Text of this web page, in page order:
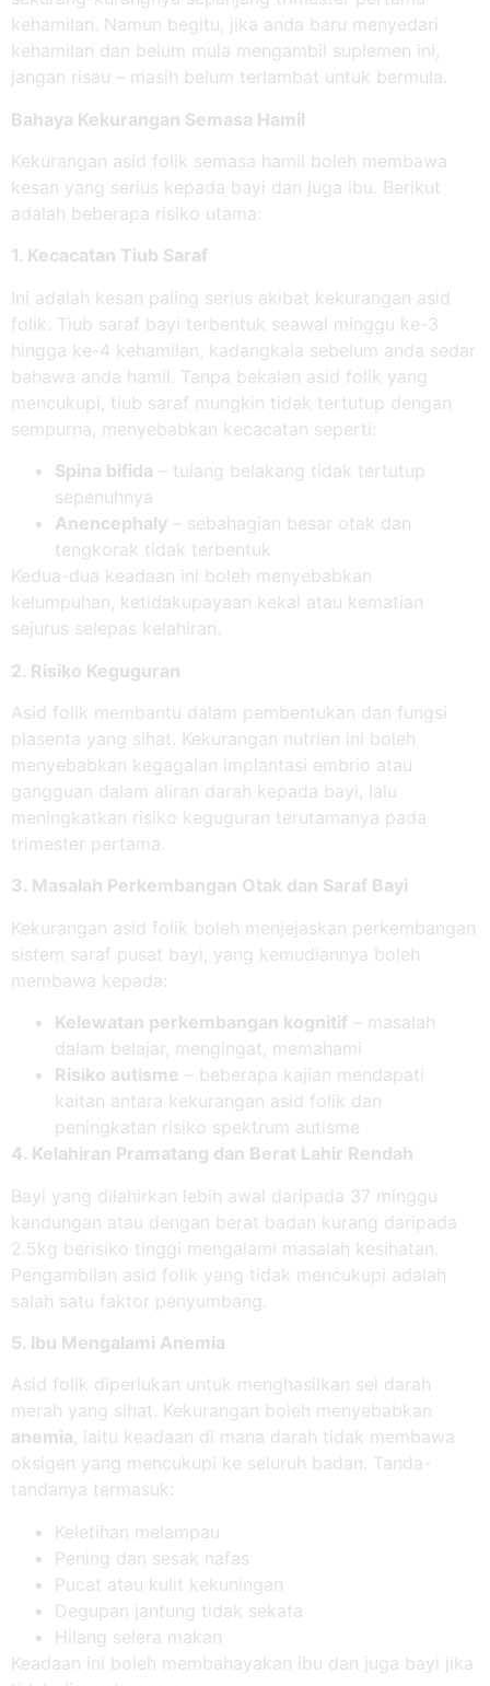
kehamilan. Namun begitu, jika anda baru menyedari
kehamilan dan belum mula mengambil suplemen ini,
jangan risau – masih belum terlambat untuk bermula.
Bahaya Kekurangan Semasa Hamil
Kekurangan asid folik semasa hamil boleh membawa
kesan yang serius kepada bayi dan juga ibu. Berikut
adalah beberapa risiko utama:
1. Kecacatan Tiub Saraf
Ini adalah kesan paling serius akibat kekurangan asid
folik. Tiub saraf bayi terbentuk seawal minggu ke-3
hingga ke-4 kehamilan, kadangkala sebelum anda sedar
bahawa anda hamil. Tanpa bekalan asid folik yang
mencukupi, tiub saraf mungkin tidak tertutup dengan
sempurna, menyebabkan kecacatan seperti:
Spina bifida – tulang belakang tidak tertutup
sepenuhnya
Anencephaly – sebahagian besar otak dan
tengkorak tidak terbentuk
Kedua-dua keadaan ini boleh menyebabkan
kelumpuhan, ketidakupayaan kekal atau kematian
sejurus selepas kelahiran.
2. Risiko Keguguran
Asid folik membantu dalam pembentukan dan fungsi
plasenta yang sihat. Kekurangan nutrien ini boleh
menyebabkan kegagalan implantasi embrio atau
gangguan dalam aliran darah kepada bayi, lalu
meningkatkan risiko keguguran terutamanya pada
trimester pertama.
3. Masalah Perkembangan Otak dan Saraf Bayi
Kekurangan asid folik boleh menjejaskan perkembangan
sistem saraf pusat bayi, yang kemudiannya boleh
membawa kepada:
Kelewatan perkembangan kognitif – masalah
dalam belajar, mengingat, memahami
Risiko autisme – beberapa kajian mendapati
kaitan antara kekurangan asid folik dan
peningkatan risiko spektrum autisme
4. Kelahiran Pramatang dan Berat Lahir Rendah
Bayi yang dilahirkan lebih awal daripada 37 minggu
kandungan atau dengan berat badan kurang daripada
2.5kg berisiko tinggi mengalami masalah kesihatan.
Pengambilan asid folik yang tidak mencukupi adalah
salah satu faktor penyumbang.
5. Ibu Mengalami Anemia
Asid folik diperlukan untuk menghasilkan sel darah
merah yang sihat. Kekurangan boleh menyebabkan
anemia, iaitu keadaan di mana darah tidak membawa
oksigen yang mencukupi ke seluruh badan. Tanda-
tandanya termasuk:
Keletihan melampau
Pening dan sesak nafas
Pucat atau kulit kekuningan
Degupan jantung tidak sekata
Hilang selera makan
Keadaan ini boleh membahayakan ibu dan juga bayi jika